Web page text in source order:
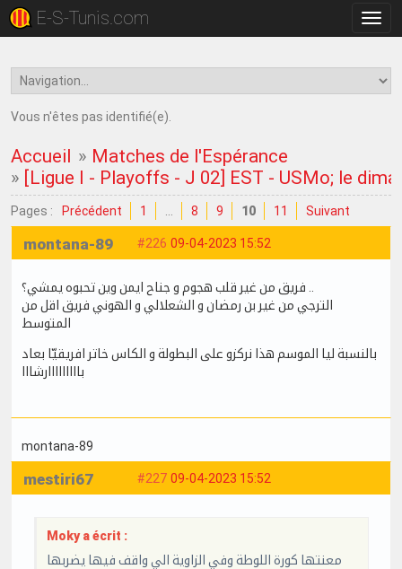
la
E-S-Tunis.com
Vous n'êtes pas identifié(e).
Accueil » Matches de l'Espérance
» [Ligue I - Playoffs - J 02] EST - USMo; le
Pages : Précédent 1 8 9 10 11 Suivant
#226 09-04-2023 15:52
montana-89
فريق من غير قلب هجوم و جناح ايمن وين تحبوه يمشي؟ ..
الترجي من غير بن رمضان و الشعلالي و الهوني فريق اقل من
المتوسط
بالنسبة ليا الموسم هذا نركزو على البطولة و الكاس خاتر افريقيّا بعاد
بااااااااارشااا
montana-89
#227 09-04-2023 15:52
mestiri67
Moky a écrit :
معنتها كورة اللوطة وفي الزاوية الي واقف فيها يضربها